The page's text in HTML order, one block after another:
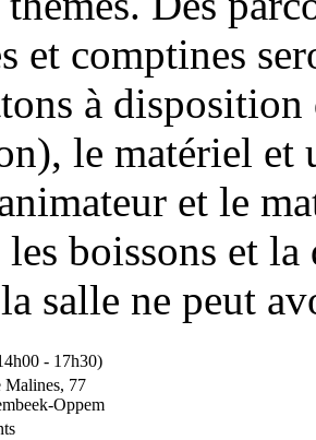
et comptines
à
le matériel et
et le
les boissons et
salle ne peut
- 17h30)
Malines, 77
Oppem